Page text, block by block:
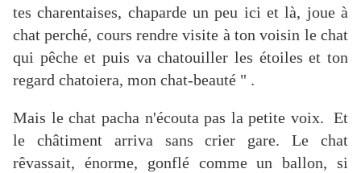
tes charentaises, chaparde un peu ici et là, joue à
chat perché, cours rendre visite à ton voisin le chat
qui pêche et puis va chatouiller les étoiles et ton
regard chatoiera, mon chat-beauté " .
Mais le chat pacha n'écouta pas la petite voix. Et
le châtiment arriva sans crier gare. Le chat
rêvassait, énorme, gonflé comme un ballon, si